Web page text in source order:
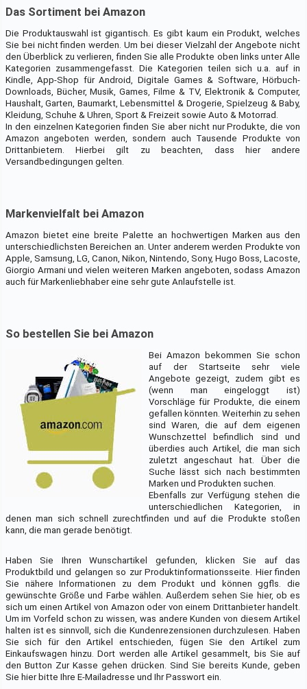
Das Sortiment bei Amazon
Die Produktauswahl ist gigantisch. Es gibt kaum ein Produkt, welches
Sie bei nicht finden werden. Um bei dieser Vielzahl der Angebote nicht
den Überblick zu verlieren, finden Sie alle Produkte oben links unter Alle
Kategorien zusammengefasst. Die Kategorien teilen sich u.a. auf in
Kindle, App-Shop für Android, Digitale Games & Software, Hörbuch-
Downloads, Bücher, Musik, Games, Filme & TV, Elektronik & Computer,
Haushalt, Garten, Baumarkt, Lebensmittel & Drogerie, Spielzeug & Baby,
Kleidung, Schuhe & Uhren, Sport & Freizeit sowie Auto & Motorrad.
In den einzelnen Kategorien finden Sie aber nicht nur Produkte, die von
Amazon angeboten werden, sondern auch Tausende Produkte von
Drittanbietern. Hierbei gilt zu beachten, dass hier andere
Versandbedingungen gelten.
Markenvielfalt bei Amazon
Amazon bietet eine breite Palette an hochwertigen Marken aus den
unterschiedlichsten Bereichen an. Unter anderem werden Produkte von
Apple, Samsung, LG, Canon, Nikon, Nintendo, Sony, Hugo Boss, Lacoste,
Giorgio Armani und vielen weiteren Marken angeboten, sodass Amazon
auch für Markenliebhaber eine sehr gute Anlaufstelle ist.
So bestellen Sie bei Amazon
Bei Amazon bekommen Sie schon
auf der Startseite sehr viele
Angebote gezeigt, zudem gibt es
(wenn man eingeloggt ist)
Vorschläge für Produkte, die einem
gefallen könnten. Weiterhin zu sehen
sind Waren, die auf dem eigenen
Wunschzettel befindlich sind und
überdies auch Artikel, die man sich
zuletzt angeschaut hat. Über die
Suche lässt sich nach bestimmten
Marken und Produkten suchen.
Ebenfalls zur Verfügung stehen die
unterschiedlichen Kategorien, in
denen man sich schnell zurechtfinden und auf die Produkte stoßen
kann, die man gerade benötigt.
Haben Sie Ihren Wunschartikel gefunden, klicken Sie auf das
Produktbild und gelangen so zur Produktinformationsseite. Hier finden
Sie nähere Informationen zu dem Produkt und können ggfls. die
gewünschte Größe und Farbe wählen. Außerdem sehen Sie hier, ob es
sich um einen Artikel von Amazon oder von einem Drittanbieter handelt.
Um im Vorfeld schon zu wissen, was andere Kunden von diesem Artikel
halten ist es sinnvoll, sich die Kundenrezensionen durchzulesen. Haben
Sie sich für den Artikel entschieden, fügen Sie den Artikel zum
Einkaufswagen hinzu. Dort werden alle Artikel gesammelt, bis Sie auf
den Button Zur Kasse gehen drücken. Sind Sie bereits Kunde, geben
Sie hier bitte Ihre E-Mailadresse und Ihr Passwort ein.